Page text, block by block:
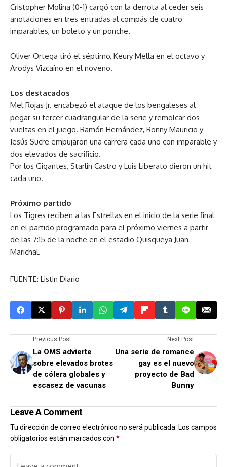
Cristopher Molina (0-1) cargó con la derrota al ceder seis
anotaciones en tres entradas al compás de cuatro
imparables, un boleto y un ponche.
Oliver Ortega tiró el séptimo, Keury Mella en el octavo y
Arodys Vizcaíno en el noveno.
Los destacados
Mel Rojas Jr. encabezó el ataque de los bengaleses al
pegar su tercer cuadrangular de la serie y remolcar dos
vueltas en el juego. Ramón Hernández, Ronny Mauricio y
Jesús Sucre empujaron una carrera cada uno con imparable y
dos elevados de sacrificio.
Por los Gigantes, Starlin Castro y Luis Liberato dieron un hit
cada uno.
Próximo partido
Los Tigres reciben a las Estrellas en el inicio de la serie final
en el partido programado para el próximo viernes a partir
de las 7:15 de la noche en el estadio Quisqueya Juan
Marichal.
FUENTE: Listin Diario
Previous Post
La OMS advierte
sobre elevados brotes
de cólera globales y
escasez de vacunas
Next Post
Una serie de romance
gay es el nuevo
proyecto de Bad
Bunny
Leave A Comment
Tu dirección de correo electrónico no será publicada. Los campos
obligatorios están marcados con *